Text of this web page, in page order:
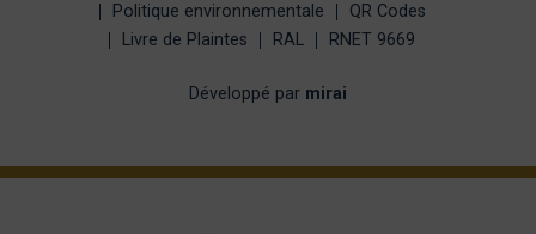
Politique environnementale
QR Codes
Livre de Plaintes
RAL RNET 9669
Développé par mirai